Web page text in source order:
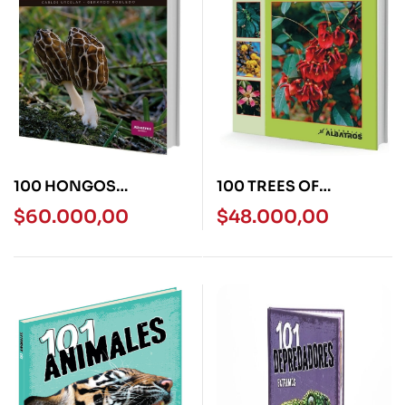
100 HONGOS
ARGENTINOS – LOS
100 DE LA
NATURALEZA A
$60.000,00
100 TREES OF
ARGENTINA –
ALBATROS
$48.000,00